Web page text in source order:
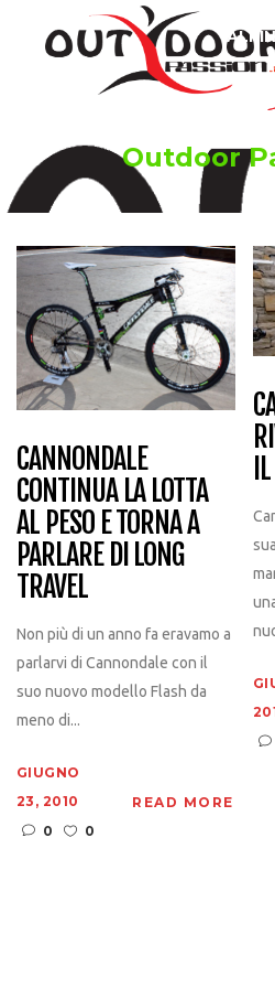
Outdoor
CANNONDALE
CONTINUA LA LOTTA
AL PESO E TORNA A
PARLARE DI LONG
TRAVEL
Non più di un anno fa eravamo a
parlarvi di Cannondale con il
suo nuovo modello Flash da
meno di...
GIUGNO
23, 2010
0
0
READ MORE